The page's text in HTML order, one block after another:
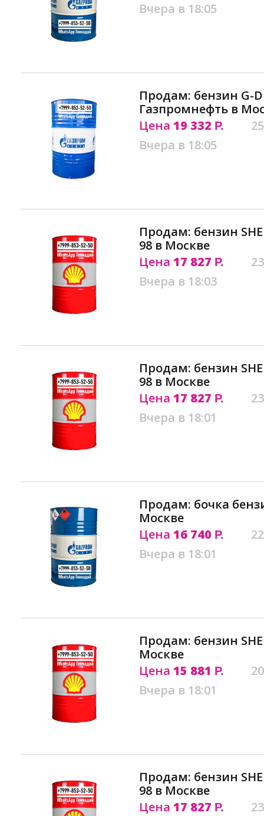
Вчера в 18:05
Продам: бензин G-
Газпромнефть в
Цена 19 332 Р.
Вчера в 18:05
Продам: бензин
98 в Москве
Цена 17 827 Р.
Вчера в 18:03
Продам: бензин
98 в Москве
Цена 17 827 Р.
Вчера в 18:01
Продам: бочка
Москве
Цена 16 740 Р.
Вчера в 18:01
Продам: бензин
Москве
Цена 15 881 Р.
Вчера в 18:01
Продам: бензин
98 в Москве
Цена 17 827 Р.